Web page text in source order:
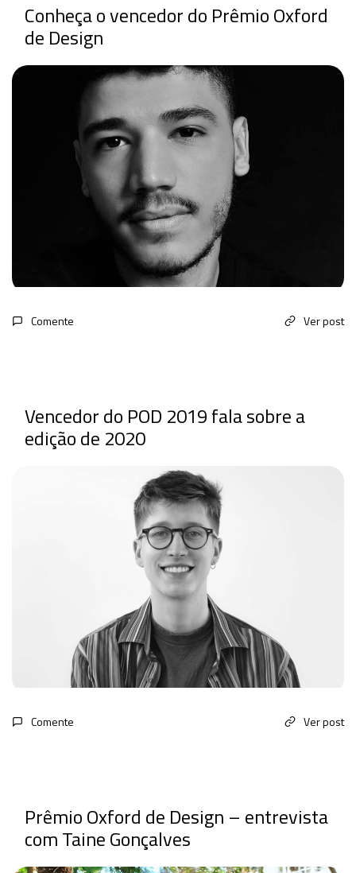
Conheça o vencedor do Prêmio Oxford
de Design
Comente Ver post
Vencedor do POD 2019 fala sobre a
edição de 2020
Comente Ver post
Prêmio Oxford de Design – entrevista
com Taine Gonçalves